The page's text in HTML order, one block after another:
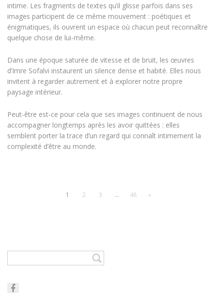
intime. Les fragments de textes qu’il glisse parfois dans ses
images participent de ce même mouvement : poétiques et
énigmatiques, ils ouvrent un espace où chacun peut reconnaître
quelque chose de lui-même.
Dans une époque saturée de vitesse et de bruit, les œuvres
d’Imre Sofalvi instaurent un silence dense et habité. Elles nous
invitent à regarder autrement et à explorer notre propre
paysage intérieur.
Peut-être est-ce pour cela que ses images continuent de nous
accompagner longtemps après les avoir quittées : elles
semblent porter la trace d’un regard qui connaît intimement la
complexité d’être au monde.
1 2 3 … 48 »